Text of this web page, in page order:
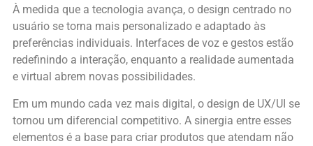
À medida que a tecnologia avança, o design centrado no
usuário se torna mais personalizado e adaptado às
preferências individuais. Interfaces de voz e gestos estão
redefinindo a interação, enquanto a realidade aumentada
e virtual abrem novas possibilidades.
Em um mundo cada vez mais digital, o design de UX/UI se
tornou um diferencial competitivo. A sinergia entre esses
elementos é a base para criar produtos que atendam não